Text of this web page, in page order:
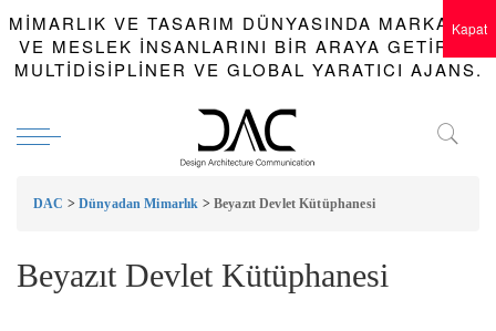
MIMARLIK VE TASARIM DÜNYASINDA MARKALAR
VE MESLEK INSANLARINI BIR ARAYA GETIREN
MULTIDISIPLINER VE GLOBAL YARATICI AJANS.
DAC > Dünyadan Mimarlık > Beyazıt Devlet Kütüphanesi
Beyazıt Devlet Kütüphanesi
Kapat